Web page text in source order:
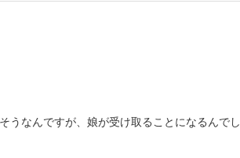
うなんですが、娘が受け取ることになるんでし